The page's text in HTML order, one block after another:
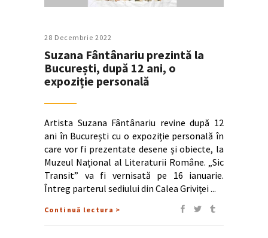
28 Decembrie 2022
Suzana Fântânariu prezintă la
București, după 12 ani, o
expoziție personală
Artista Suzana Fântânariu revine după 12
ani în București cu o expoziție personală în
care vor fi prezentate desene și obiecte, la
Muzeul Național al Literaturii Române. „Sic
Transit” va fi vernisată pe 16 ianuarie.
Întreg parterul sediului din Calea Griviței
Continuă lectura >